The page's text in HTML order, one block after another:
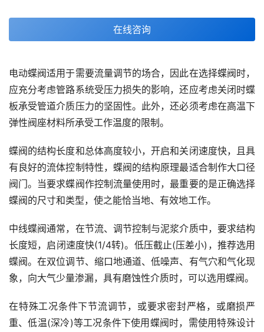
在线咨询
电动蝶阀适用于需要流量调节的场合，因此在选择蝶阀时，
应充分考虑管路系统受压力损失的影响，还应考虑关闭时蝶
板承受管道介质压力的坚固性。此外，还必须考虑在高温下
弹性阀座材料所承受工作温度的限制。
蝶阀的结构长度和总体高度较小，开启和关闭速度快，且具
有良好的流体控制特性，蝶阀的结构原理最适合制作大口径
阀门。当要求蝶阀作控制流量使用时，最重要的是正确选择
蝶阀的尺寸和类型，使之能恰当地、有效地工作。
中线蝶阀通常，在节流、调节控制与泥浆介质中，要求结构
长度短，启闭速度快(1/4转)。低压截止(压差小)，推荐选用
蝶阀。在双位调节、缩口地通道、低噪声、有气穴和气化现
象，向大气少量渗漏，具有磨蚀性介质时，可以选用蝶阀。
在特殊工况条件下节流调节，或要求密封严格，或磨损严
重、低温(深冷)等工况条件下使用蝶阀时，需使用特殊设计